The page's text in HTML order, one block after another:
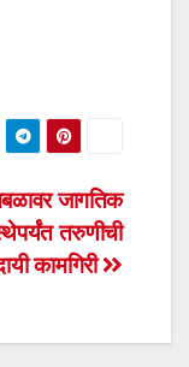
जागतिक
तरुणीची
कामगिरी